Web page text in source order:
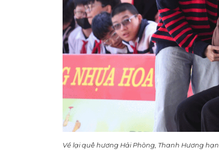
Về lại quê hương Hải Phòng, Thanh Hương